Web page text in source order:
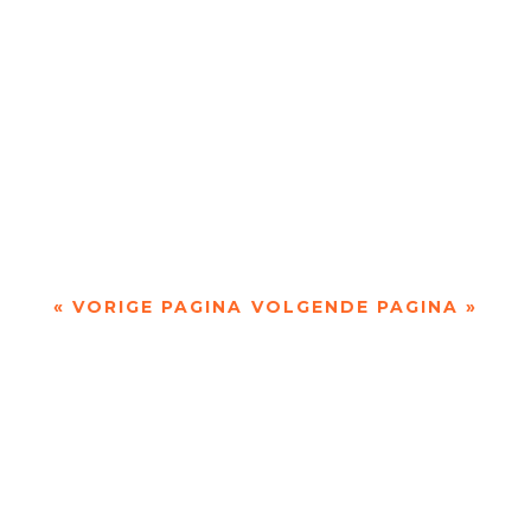
« VORIGE PAGINA VOLGENDE PAGINA »